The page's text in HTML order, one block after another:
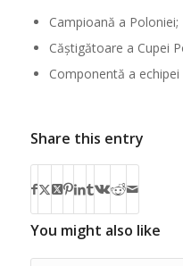
Campioană a Poloniei;
Căștigătoare a Cupei
Componentă a
Share this entry
You might also like